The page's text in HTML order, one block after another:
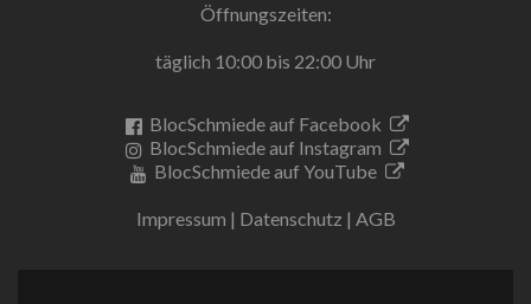
Öffnungszeiten:
täglich 10:00 bis 22:00 Uhr
BlocSchmiede auf Facebook
BlocSchmiede auf Instagram
BlocSchmiede auf YouTube
Impressum | Datenschutz | AGB